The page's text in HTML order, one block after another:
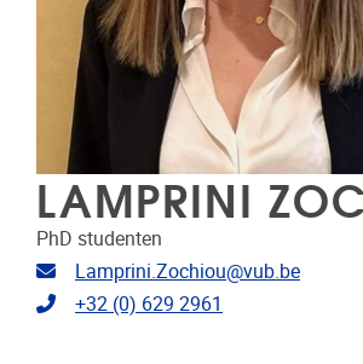
LAMPRINI
PhD studenten
E-mailadres
Lamprini.Zochiou@vub.be
Telefoonnummer
+32 (0) 629 2961